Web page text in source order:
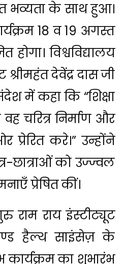
भव्यता के साथ हुआ।
18 व 19 अगस्त
विश्वविद्यालय
देवेंद्र दास जी
में कहा कि “शिक्षा
चरित्र निर्माण और
करे।” उन्होंने
छात्राओं को उज्ज्वल
प्रेषित कीं।
राम राय इंस्टीट्यूट
हैल्थ साइंसेज़ के
कार्यक्रम का शुभारंभ